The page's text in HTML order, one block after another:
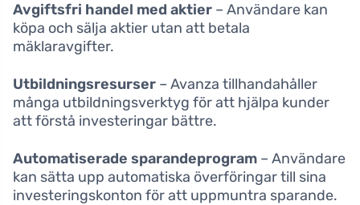
Avgiftsfri handel med aktier – Användare kan
köpa och sälja aktier utan att betala
mäklaravgifter.
Utbildningsresurser – Avanza tillhandahåller
många utbildningsverktyg för att hjälpa kunder
att förstå investeringar bättre.
Automatiserade sparandeprogram – Användare
kan sätta upp automatiska överföringar till sina
investeringskonton för att uppmuntra sparande.